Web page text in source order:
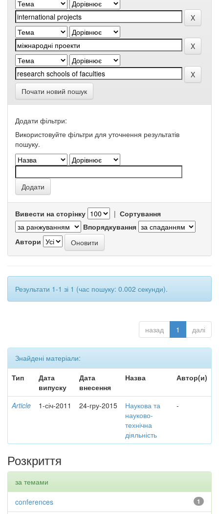
Почати новий пошук
Додати фільтри:
Використовуйте фільтри для уточнення результатів
пошуку.
Вивести на сторінку | Сортування
Впорядкування
Автори
Результати 1-1 зі 1 (час пошуку: 0.002 секунди).
назад 1 далі
Знайдені матеріали:
Тип
Дата
випуску
Дата
внесення
Назва Автор(и)
Article 1-січ-2011 24-гру-2015
Наукова та
науково-
технічна
діяльність
-
Розкриття
за темами
1
conferences